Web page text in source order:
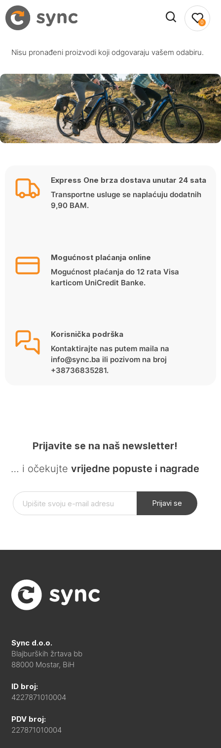
0
Nisu pronađeni proizvodi koji odgovaraju vašem odabiru.
Express One brza dostava unutar 24 sata
Transportne usluge se naplaćuju dodatnih
9,90 BAM.
Mogućnost plaćanja online
Mogućnost plaćanja do 12 rata Visa
karticom UniCredit Banke.
Korisnička podrška
Kontaktirajte nas putem maila na
info@sync.ba ili pozivom na broj
+38736835281.
Prijavite se na naš newsletter!
… i očekujte vrijedne popuste i nagrade
Prijavi se
Sync d.o.o.
Blajburških žrtava bb
88000 Mostar, BiH
ID broj:
4227871010004
PDV broj:
227871010004